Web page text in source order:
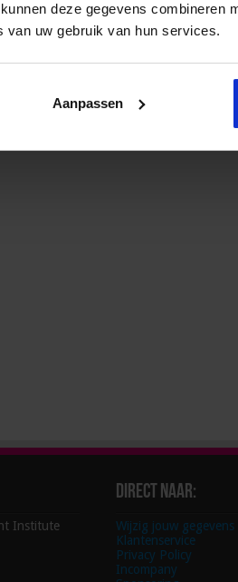
deze gegevens combineren
uw gebruik van hun services.
Aanpassen
Institute
Direct naar:
Wijzig jouw gegevens
Klantenservice
Privacy Policy
Incompany